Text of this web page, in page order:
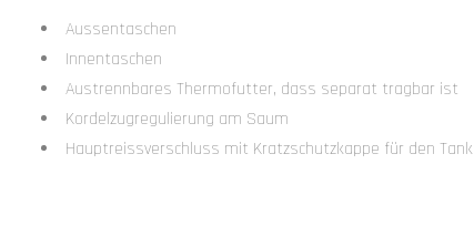
Aussentaschen
Innentaschen
Austrennbares Thermofutter, dass separat tragbar ist
Kordelzugregulierung am Saum
Hauptreissverschluss mit Kratzschutzkappe für den Tank